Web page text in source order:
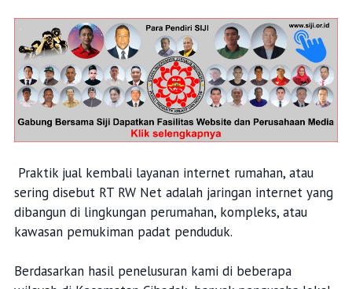
Praktik jual kembali layanan internet rumahan, atau
sering disebut RT RW Net adalah jaringan internet yang
dibangun di lingkungan perumahan, kompleks, atau
kawasan pemukiman padat penduduk.
Berdasarkan hasil penelusuran kami di beberapa